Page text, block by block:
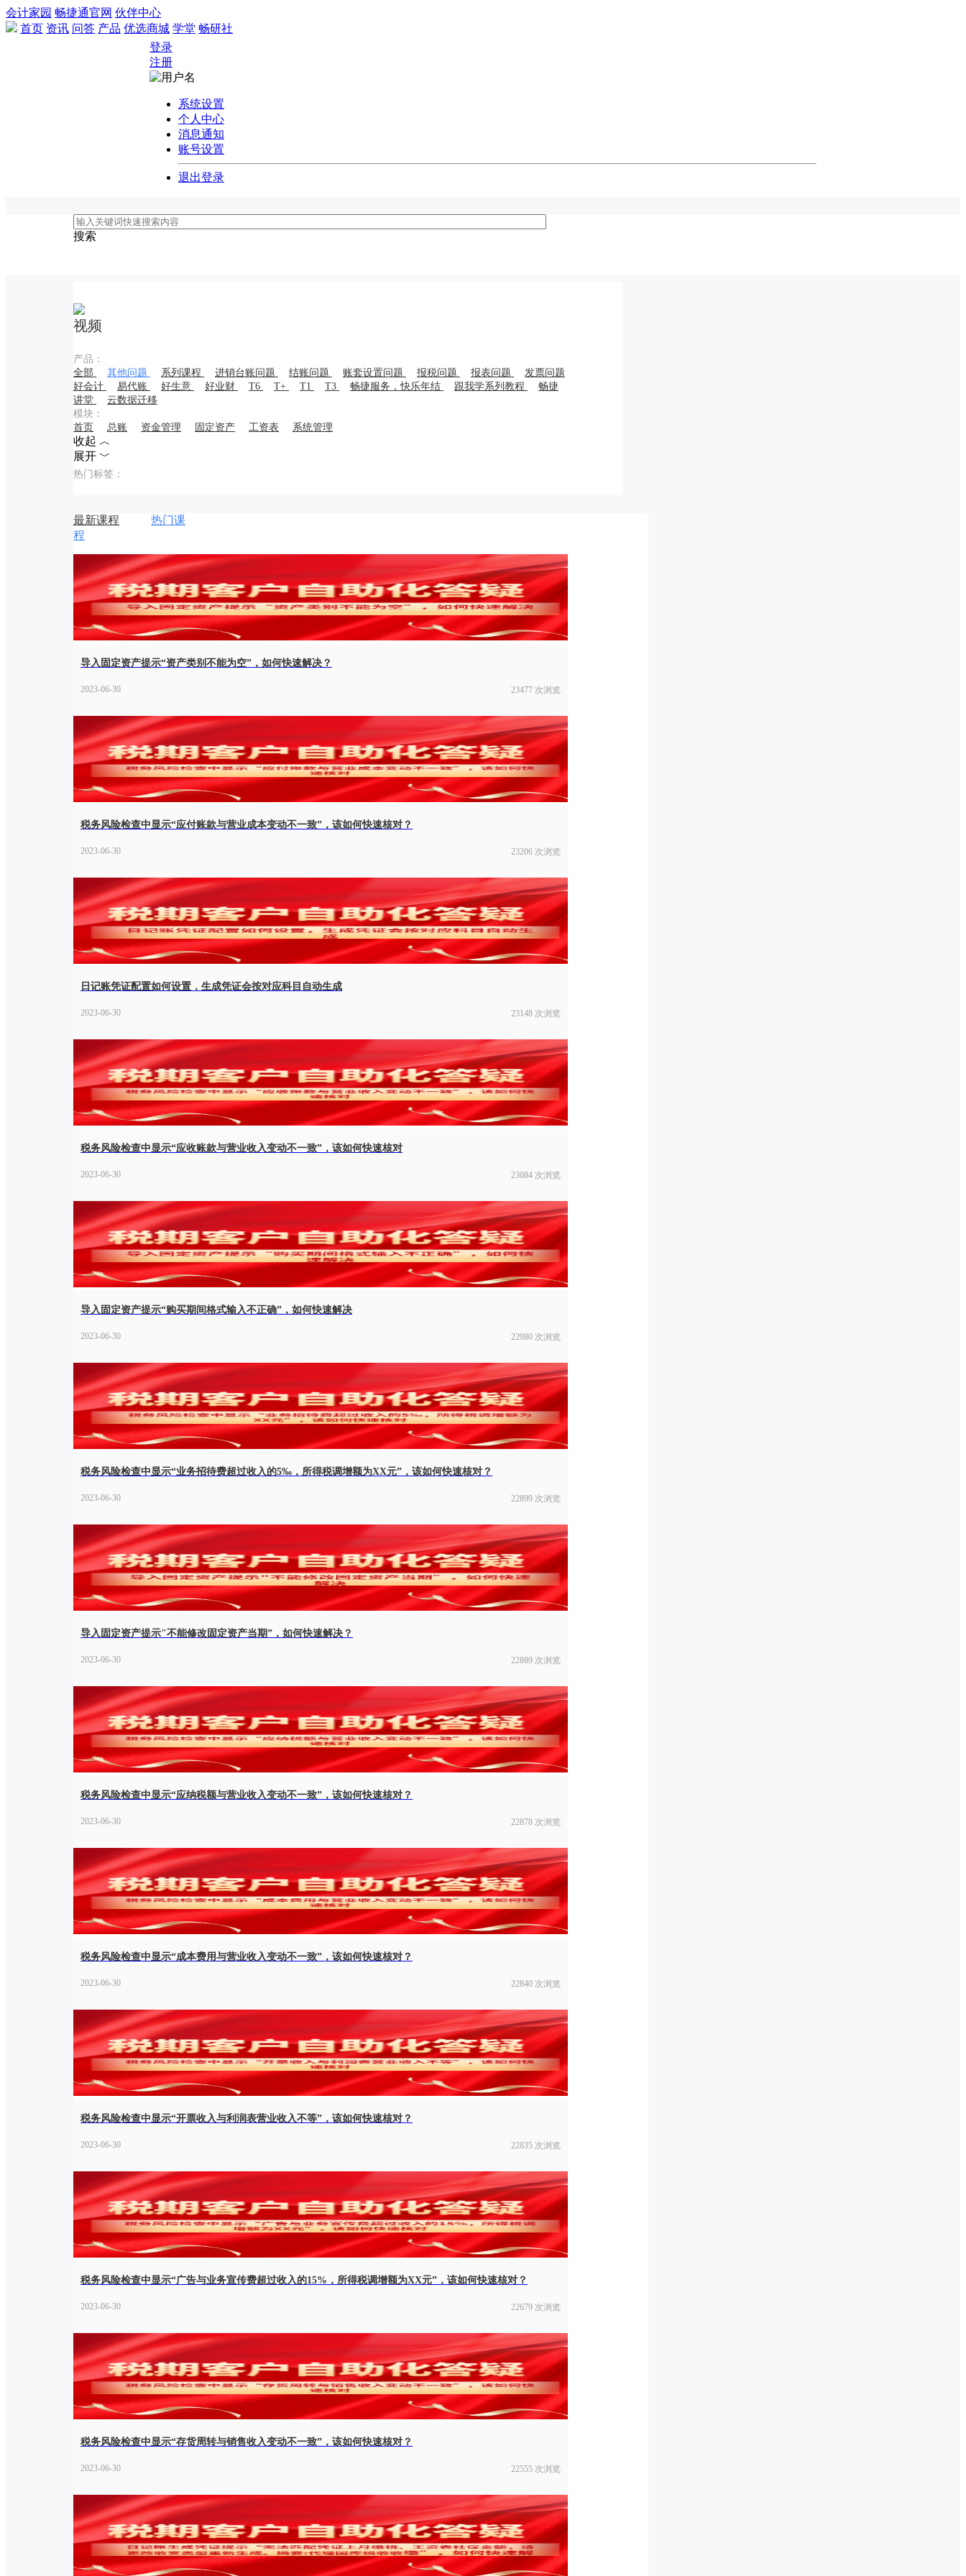
会计家园 畅捷通官网 伙伴中心
首页 资讯 问答 产品 优选商城 学堂 畅研社
登录
注册
系统设置
个人中心
消息通知
账号设置
退出登录
搜索
视频
产品：
全部
其他问题 系列课程 进销台账问题 结账问题 账套设置问题 报税问题 报表问题
发票问题
好会计
易代账 好生意 好业财 T6 T+ T1 T3 畅捷服务，快乐年结 跟我学系列教程
畅捷
讲堂
云数据迁移
模块：
首页
总账 资金管理 固定资产 工资表 系统管理
收起 ︿
展开 ﹀
热门标签：
最新课程
热门课
程
导入固定资产提示“资产类别不能为空”，如何快速解决？
2023-06-30 23477 次浏览
税务风险检查中显示“应付账款与营业成本变动不一致”，该如何快速核对？
2023-06-30 23206 次浏览
日记账凭证配置如何设置，生成凭证会按对应科目自动生成
2023-06-30 23148 次浏览
税务风险检查中显示“应收账款与营业收入变动不一致”，该如何快速核对
2023-06-30 23084 次浏览
导入固定资产提示“购买期间格式输入不正确”，如何快速解决
2023-06-30 22980 次浏览
税务风险检查中显示“业务招待费超过收入的5‰，所得税调增额为XX元”，该如何快速核对？
2023-06-30 22899 次浏览
导入固定资产提示"不能修改固定资产当期”，如何快速解决？
2023-06-30 22889 次浏览
税务风险检查中显示“应纳税额与营业收入变动不一致”，该如何快速核对？
2023-06-30 22878 次浏览
税务风险检查中显示“成本费用与营业收入变动不一致”，该如何快速核对？
2023-06-30 22840 次浏览
税务风险检查中显示“开票收入与利润表营业收入不等”，该如何快速核对？
2023-06-30 22835 次浏览
税务风险检查中显示“广告与业务宣传费超过收入的15%，所得税调增额为XX元”，该如何快速核对？
2023-06-30 22679 次浏览
税务风险检查中显示“存货周转与销售收入变动不一致”，该如何快速核对？
2023-06-30 22555 次浏览